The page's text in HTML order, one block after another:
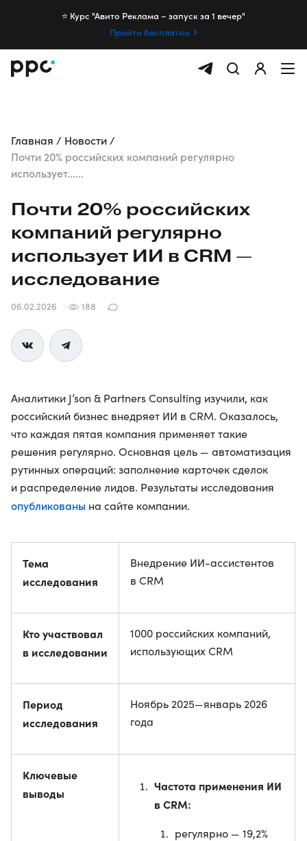
⭐️ Курс "Авито Реклама – запуск за 1 вечер"
Пройти бесплатно
Главная
Новости
Почти 20% российских компаний регулярно
использует......
Почти 20% российских
компаний регулярно
использует ИИ в CRM —
исследование
06.02.2026 188
Аналитики J’son & Partners Consulting изучили, как
российский бизнес внедряет ИИ в CRM. Оказалось,
что каждая пятая компания применяет такие
решения регулярно. Основная цель — автоматизация
рутинных операций: заполнение карточек сделок
и распределение лидов. Результаты исследования
опубликованы на сайте компании.
Тема
исследования
Внедрение ИИ-ассистентов
в CRM
Кто участвовал
в исследовании
1000 российских компаний,
использующих CRM
Период
исследования
Ноябрь 2025—январь 2026
года
Ключевые
выводы
Частота применения ИИ
в CRM:
регулярно — 19,2%